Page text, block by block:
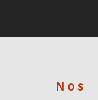
Nos